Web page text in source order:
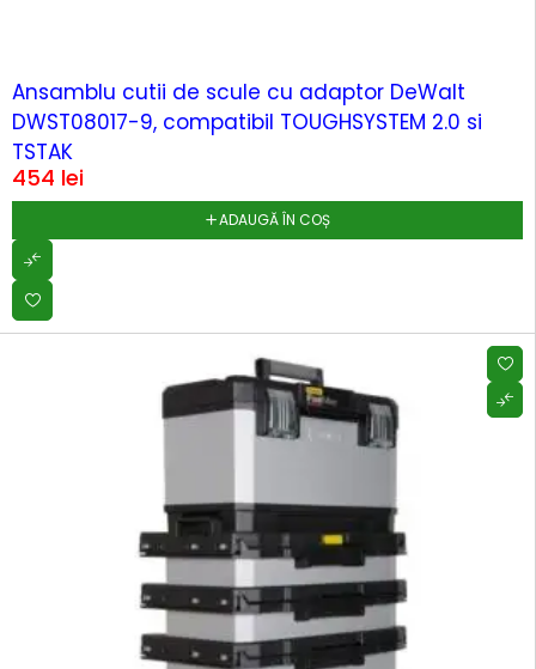
Ansamblu cutii de scule cu adaptor DeWalt
DWST08017-9, compatibil TOUGHSYSTEM 2.0 si
TSTAK
454 lei
ADAUGĂ ÎN COȘ